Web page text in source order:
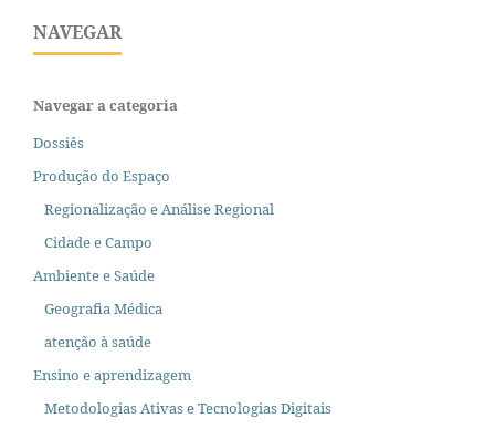
NAVEGAR
Navegar a categoria
Dossiês
Produção do Espaço
Regionalização e Análise Regional
Cidade e Campo
Ambiente e Saúde
Geografia Médica
atenção à saúde
Ensino e aprendizagem
Metodologias Ativas e Tecnologias Digitais